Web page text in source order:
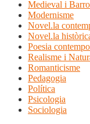
Medieval i
Modernisme
Novel.la
Novel.la
Poesia
Realisme i
Romanticisme
Pedagogia
Política
Psicologia
Sociologia